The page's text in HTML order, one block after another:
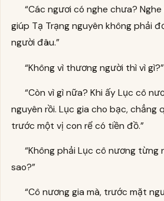
“Các ngươi có nghe chưa?
giúp Tạ Trạng nguyên không phải
người đâu.”
“Không vì thương người thì vì gì?”
“Còn vì gì nữa? Khi ấy Lục cô
nguyên rồi. Lục gia cho bạc, chẳng
trước một vị con rể có tiền đồ.”
“Không phải Lục cô nương từng
sao?”
“Cô nương gia mà, trước mặt